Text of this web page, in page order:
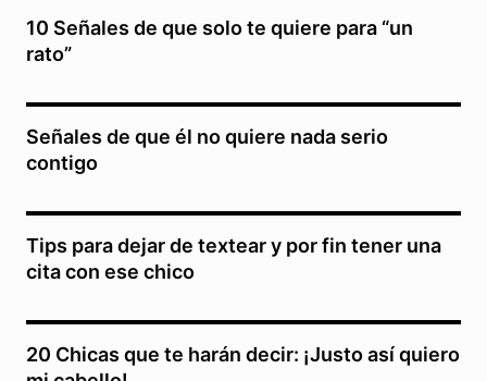
10 Señales de que solo te quiere para “un
rato”
Señales de que él no quiere nada serio
contigo
Tips para dejar de textear y por fin tener una
cita con ese chico
20 Chicas que te harán decir: ¡Justo así quiero